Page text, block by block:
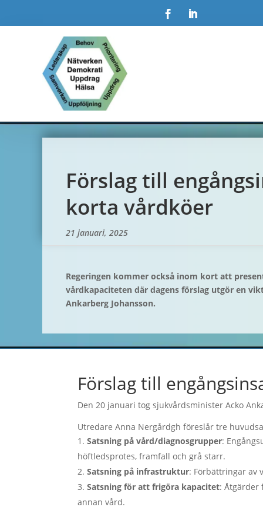
Förslag till
korta vårdköer
21 januari, 2025
Regeringen kommer också inom kort att
vårdkapaciteten där dagens förslag utgör en
Ankarberg Johansson.
Förslag till
Den 20 januari tog sjukvårdsminister Acko
Utredare Anna Nergårdgh föreslår tre
Satsning på vård/diagnosgrupper:
höftledsprotes, framfall och grå starr.
Satsning på infrastruktur: Förbättringar av
Satsning för att frigöra kapacitet: Åtgärder
annan vård.